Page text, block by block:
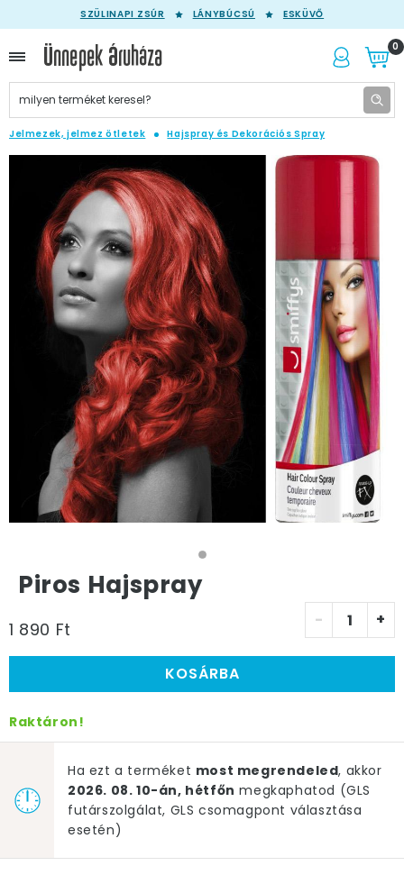
SZÜLINAPI ZSÚR LÁNYBÚCSÚ ESKÜVŐ
0
Jelmezek, jelmez ötletek Hajspray és Dekorációs Spray
Piros Hajspray
1 890 Ft - +
KOSÁRBA
Raktáron!
Ha ezt a terméket most megrendeled, akkor
2026. 08. 10-án, hétfőn megkaphatod (GLS
futárszolgálat, GLS csomagpont választása
esetén)